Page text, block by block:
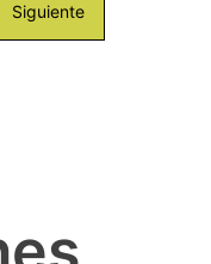
Siguiente